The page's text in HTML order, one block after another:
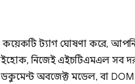
ট্যাগ ঘোষণা করে, আপনি
নিজেই এইচটিএমএল সব
অবজেক্ট মডেল, বা DOM